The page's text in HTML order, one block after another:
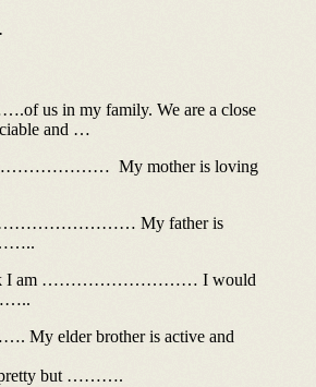
us in my family. We are a close
and …
………………… My mother is loving
……………………… My father is
I am ……………………… I would
My elder brother is active and
pretty but ……….